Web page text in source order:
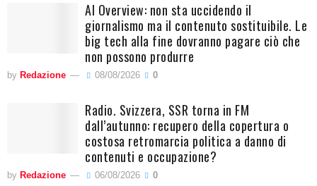
AI Overview: non sta uccidendo il
giornalismo ma il contenuto sostituibile. Le
big tech alla fine dovranno pagare ciò che
non possono produrre
by Redazione 08/08/2026 0
Radio. Svizzera, SSR torna in FM
dall’autunno: recupero della copertura o
costosa retromarcia politica a danno di
contenuti e occupazione?
by Redazione 06/08/2026 0